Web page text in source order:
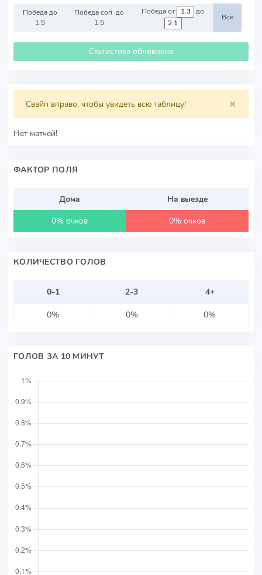
Победа до
1.5
Победа соп. до
1.5
Победа от до
Все
Статистика обновлена
×
Свайп вправо, чтобы увидеть всю таблицу!
Нет матчей!
ФАКТОР ПОЛЯ
Дома
На выезде
0% очков
0% очков
КОЛИЧЕСТВО ГОЛОВ
0-1 2-3
4+
0%
0% 0%
ГОЛОВ ЗА 10 МИНУТ